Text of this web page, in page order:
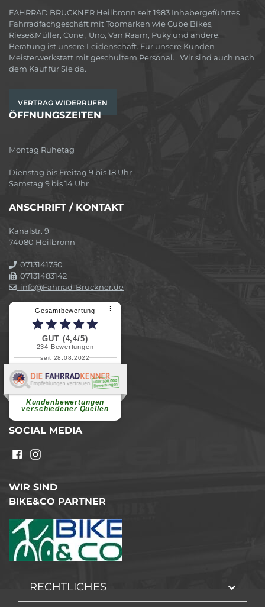
FAHRRAD BRUCKNER Heilbronn seit 1983 Inhabergeführtes
Fahrradfachgeschäft mit Topmarken wie Cube Bikes,
Riese&Müller, Cone , Uno, Van Raam, Puky und andere.
Beratung ist unsere Leidenschaft. Für unsere Kunden
Meisterwerkstatt mit geschultem Personal. . Wir sind auch nach
dem Kauf für Sie da.
VERTRAG WIDERRUFEN
ÖFFNUNGSZEITEN
Montag Ruhetag
Dienstag bis Freitag 9 bis 18 Uhr
Samstag 9 bis 14 Uhr
ANSCHRIFT / KONTAKT
Kanalstr. 9
74080 Heilbronn
0713141750
07131483142
info@Fahrrad-Bruckner.de
Gesamtbewertung ⠇
GUT (4,4/5)
234 Bewertungen
seit 28.08.2022
Kundenbewertungen
verschiedener Quellen
Elvira B.
Superschnelle und freundliche
weiterlesen
SOCIAL MEDIA
WIR SIND
BIKE&CO PARTNER
RECHTLICHES